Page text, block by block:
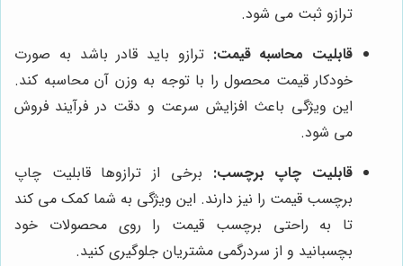
ترازو ثبت می شود.
قابلیت محاسبه قیمت: ترازو باید قادر باشد به صورت
خودکار قیمت محصول را با توجه به وزن آن محاسبه کند.
این ویژگی باعث افزایش سرعت و دقت در فرآیند فروش
می شود.
قابلیت چاپ برچسب: برخی از ترازوها قابلیت چاپ
برچسب قیمت را نیز دارند. این ویژگی به شما کمک می کند
تا به راحتی برچسب قیمت را روی محصولات خود
بچسبانید و از سردرگمی مشتریان جلوگیری کنید.